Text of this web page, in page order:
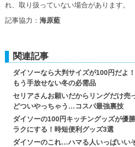
れ、取り扱っていない場合があります。
記事協力： 海原藍
関連記事
ダイソーなら大判サイズが100円だよ
もう手放せない冬の必需品
セリアさんお願いだからリングだけ売
どついやっちゃう…コスパ最強裏技
ダイソーの100円キッチングッズが優
ラクにする！時短便利グッズ3選
ダイソーのこれ…ハマる人いっぱいい